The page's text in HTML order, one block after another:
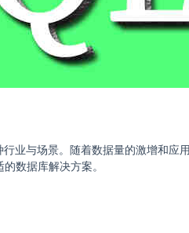
业与场景。随着数据量的激增和应
数据库解决方案。